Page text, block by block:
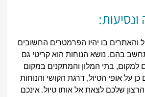
והאתרים בו יהיו הפרמטרים החשובים
בהם, נושא הנוחות הוא קריטי גם
למקום, בתי המלון והמתקנים במקום
על אופי הטיול, דרגת הקושי והנוחות
שלכם לצאת אל אותו טיול. אינכם